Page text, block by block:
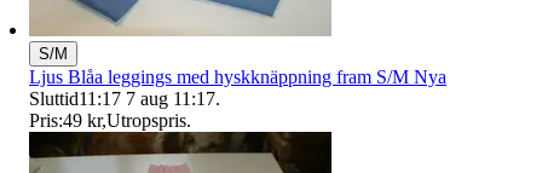
S/M
Ljus Blåa leggings med hyskknäppning fram S/M Nya
Sluttid11:17 7 aug 11:17.
Pris:49 kr,Utropspris.